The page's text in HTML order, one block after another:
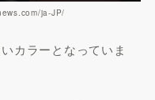
ja-JP/
カラーとなっていま